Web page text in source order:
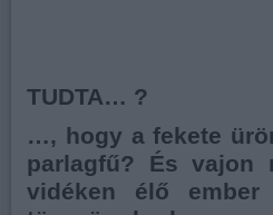
TUDTA… ?
…, hogy a fekete
parlagfű? És vajon
vidéken élő